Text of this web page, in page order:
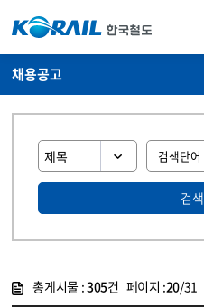
채용공고
검색
총게시물 :305건 페이지 :20/31